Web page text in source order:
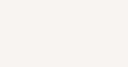
法抗拒的吸引力，已中毒
現實中買下的竟是屬於他
改變的永恆， 他的一生將